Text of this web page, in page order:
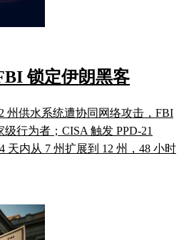
锁定伊朗黑客
州供水系统遭协同网络攻击，FBI
行为者；CISA 触发 PPD-21
天内从 7 州扩展到 12 州，48 小时